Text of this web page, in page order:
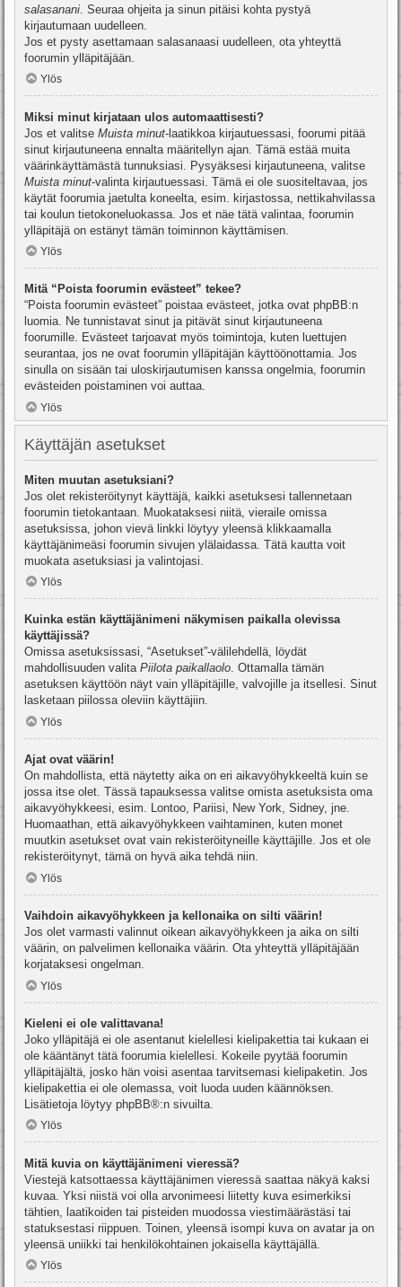
salasanani . Seuraa ohjeita ja sinun pitäisi kohta pystyä
kirjautumaan uudelleen.
Jos et pysty asettamaan salasanaasi uudelleen, ota yhteyttä
foorumin ylläpitäjään.
Ylös
Miksi minut kirjataan ulos automaattisesti?
Jos et valitse Muista minut-laatikkoa kirjautuessasi, foorumi pitää
sinut kirjautuneena ennalta määritellyn ajan. Tämä estää muita
väärinkäyttämästä tunnuksiasi. Pysyäksesi kirjautuneena, valitse
Muista minut-valinta kirjautuessasi. Tämä ei ole suositeltavaa, jos
käytät foorumia jaetulta koneelta, esim. kirjastossa, nettikahvilassa
tai koulun tietokoneluokassa. Jos et näe tätä valintaa, foorumin
ylläpitäjä on estänyt tämän toiminnon käyttämisen.
Ylös
Mitä “Poista foorumin evästeet” tekee?
“Poista foorumin evästeet” poistaa evästeet, jotka ovat phpBB:n
luomia. Ne tunnistavat sinut ja pitävät sinut kirjautuneena
foorumille. Evästeet tarjoavat myös toimintoja, kuten luettujen
seurantaa, jos ne ovat foorumin ylläpitäjän käyttöönottamia. Jos
sinulla on sisään tai uloskirjautumisen kanssa ongelmia, foorumin
evästeiden poistaminen voi auttaa.
Ylös
Käyttäjän asetukset
Miten muutan asetuksiani?
Jos olet rekisteröitynyt käyttäjä, kaikki asetuksesi tallennetaan
foorumin tietokantaan. Muokataksesi niitä, vieraile omissa
asetuksissa, johon vievä linkki löytyy yleensä klikkaamalla
käyttäjänimeäsi foorumin sivujen ylälaidassa. Tätä kautta voit
muokata asetuksiasi ja valintojasi.
Ylös
Kuinka estän käyttäjänimeni näkymisen paikalla olevissa
käyttäjissä?
Omissa asetuksissasi, “Asetukset”-välilehdellä, löydät
mahdollisuuden valita Piilota paikallaolo. Ottamalla tämän
asetuksen käyttöön näyt vain ylläpitäjille, valvojille ja itsellesi. Sinut
lasketaan piilossa oleviin käyttäjiin.
Ylös
Ajat ovat väärin!
On mahdollista, että näytetty aika on eri aikavyöhykkeeltä kuin se
jossa itse olet. Tässä tapauksessa valitse omista asetuksista oma
aikavyöhykkeesi, esim. Lontoo, Pariisi, New York, Sidney, jne.
Huomaathan, että aikavyöhykkeen vaihtaminen, kuten monet
muutkin asetukset ovat vain rekisteröityneille käyttäjille. Jos et ole
rekisteröitynyt, tämä on hyvä aika tehdä niin.
Ylös
Vaihdoin aikavyöhykkeen ja kellonaika on silti väärin!
Jos olet varmasti valinnut oikean aikavyöhykkeen ja aika on silti
väärin, on palvelimen kellonaika väärin. Ota yhteyttä ylläpitäjään
korjataksesi ongelman.
Ylös
Kieleni ei ole valittavana!
Joko ylläpitäjä ei ole asentanut kielellesi kielipakettia tai kukaan ei
ole kääntänyt tätä foorumia kielellesi. Kokeile pyytää foorumin
ylläpitäjältä, josko hän voisi asentaa tarvitsemasi kielipaketin. Jos
kielipakettia ei ole olemassa, voit luoda uuden käännöksen.
Lisätietoja löytyy phpBB®:n sivuilta.
Ylös
Mitä kuvia on käyttäjänimeni vieressä?
Viestejä katsottaessa käyttäjänimen vieressä saattaa näkyä kaksi
kuvaa. Yksi niistä voi olla arvonimeesi liitetty kuva esimerkiksi
tähtien, laatikoiden tai pisteiden muodossa viestimäärästäsi tai
statuksestasi riippuen. Toinen, yleensä isompi kuva on avatar ja on
yleensä uniikki tai henkilökohtainen jokaisella käyttäjällä.
Ylös